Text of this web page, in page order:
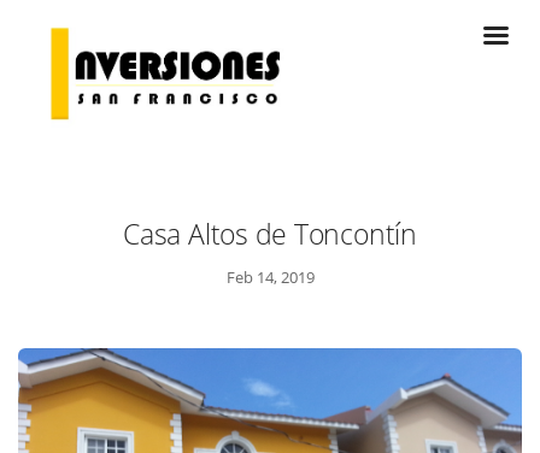
Casa Altos de Toncontín
Feb 14, 2019